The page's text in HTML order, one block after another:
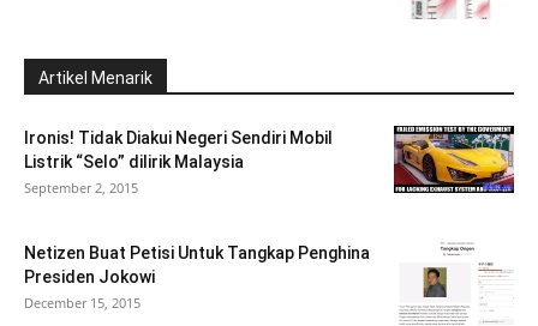
Artikel Menarik
Ironis! Tidak Diakui Negeri Sendiri Mobil
Listrik “Selo” dilirik Malaysia
September 2, 2015
Netizen Buat Petisi Untuk Tangkap Penghina
Presiden Jokowi
December 15, 2015